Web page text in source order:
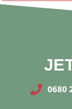
0680